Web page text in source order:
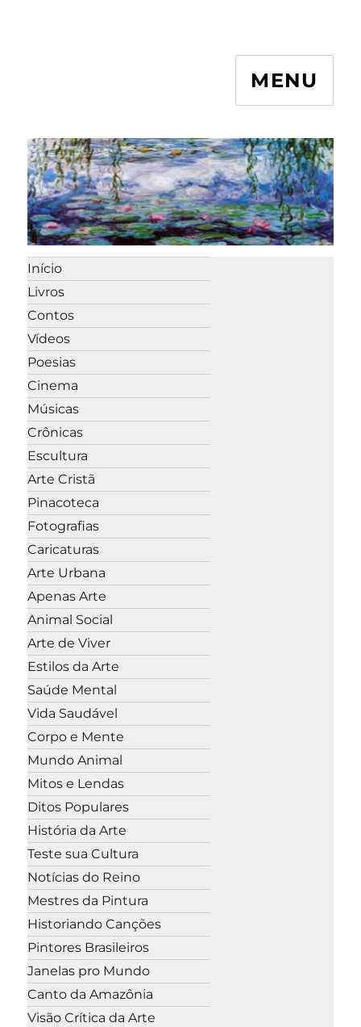
MENU
Início
Livros
Contos
Vídeos
Poesias
Cinema
Músicas
Crônicas
Escultura
Arte Cristã
Pinacoteca
Fotografias
Caricaturas
Arte Urbana
Apenas Arte
Animal Social
Arte de Viver
Estilos da Arte
Saúde Mental
Vida Saudável
Corpo e Mente
Mundo Animal
Mitos e Lendas
Ditos Populares
História da Arte
Teste sua Cultura
Notícias do Reino
Mestres da Pintura
Historiando Canções
Pintores Brasileiros
Janelas pro Mundo
Canto da Amazônia
Visão Crítica da Arte